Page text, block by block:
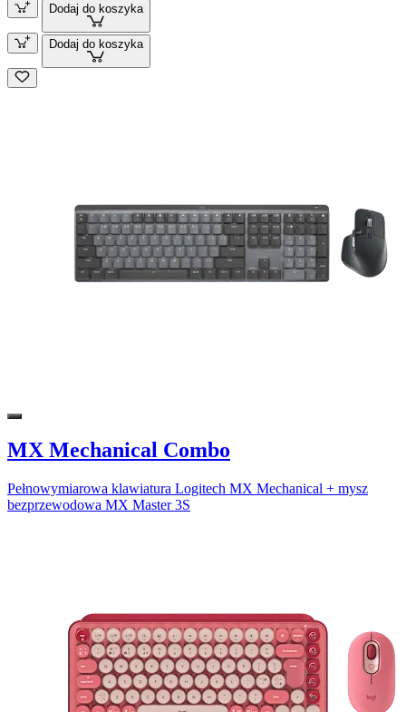
Dodaj do koszyka
Dodaj do koszyka
MX Mechanical Combo
Pełnowymiarowa klawiatura Logitech MX Mechanical + mysz
bezprzewodowa MX Master 3S